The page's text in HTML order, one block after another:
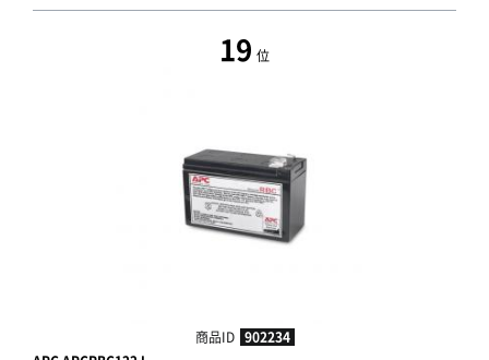
19 位
商品ID 902234